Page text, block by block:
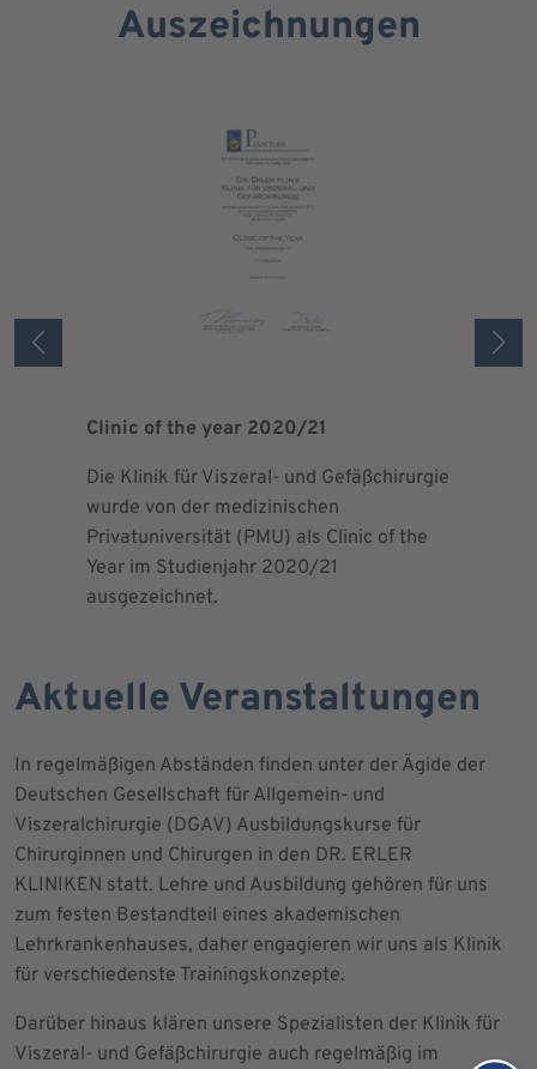
Auszeichnungen
Clinic of the year 2020/21
Die Klinik für Viszeral- und Gefäßchirurgie
wurde von der medizinischen
Privatuniversität (PMU) als Clinic of the
Year im Studienjahr 2020/21
ausgezeichnet.
Aktuelle Veranstaltungen
In regelmäßigen Abständen finden unter der Ägide der
Deutschen Gesellschaft für Allgemein- und
Viszeralchirurgie (DGAV) Ausbildungskurse für
Chirurginnen und Chirurgen in den DR. ERLER
KLINIKEN statt. Lehre und Ausbildung gehören für uns
zum festen Bestandteil eines akademischen
Lehrkrankenhauses, daher engagieren wir uns als Klinik
für verschiedenste Trainingskonzepte.
Darüber hinaus klären unsere Spezialisten der Klinik für
Viszeral- und Gefäßchirurgie auch regelmäßig im